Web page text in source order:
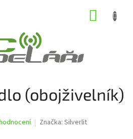
(obojživelník)
Značka: Silverlit